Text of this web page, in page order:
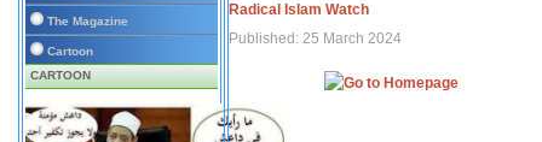
The Magazine
Cartoon
CARTOON
Radical Islam Watch
Published: 25 March 2024